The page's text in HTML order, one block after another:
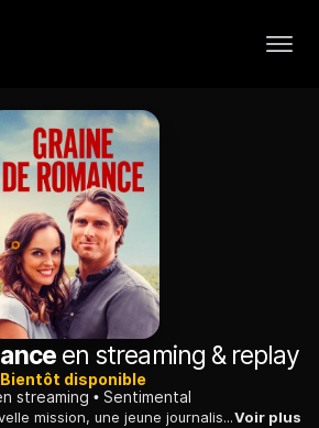
en streaming & replay
Bientôt disponible
streaming
Sentimental
A l'occasion d'une nouvelle mission, une jeune journaliste doit se rendre dans sa ville natale, accompagnée par le fils du propriétaire du quotidien.Voir plus